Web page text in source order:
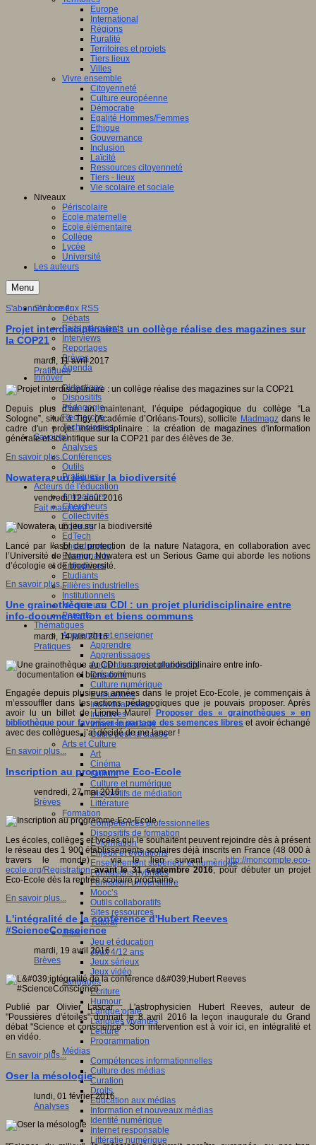
Europe
International
Régions
Ruralité
Territoires et projets
Tiers lieux
Villes
Vivre ensemble
Citoyenneté
Culture européenne
Démocratie
Egalité Hommes/Femmes
Ethique
Gouvernance
Inclusion
Laïcité
Ressources citoyenneté
Tiers - lieux
Vie scolaire et sociale
Niveaux
Périscolaire
Ecole maternelle
Ecole élémentaire
Collège
Lycée
Université
Les auteurs
Menu
S'informer
Débats
Faits marquants
Interviews
Reportages
Brèves
Agenda
Innover
Didactique
Dispositifs
Pédagogie
Recherche
Technologies
Savoir(s)
Analyses
Conférences
Outils
Pratiques
Acteurs de l'éducation
Animateurs
Chercheurs
Collectivités
Editeurs
EdTech
Encadrement
Enseignants
Entreprises
Etudiants
Filières industrielles
Institutionnels
Médiateurs
Parents
Thématiques
Apprendre et enseigner
Apprendre
Apprentissages
Apprentissages collaboratifs
Créativité
Culture numérique
Evaluations
Individualisation
Initiatives
Interdisciplinarité
Outils pour la classe
Arts et Culture
Art
Cinéma
Culture
Culture et numérique
Dispositifs de médiation
Littérature
Formation
Compétences professionnelles
Dispositifs de formation
E- formation
Enjeux et évolutions
Enseignement supérieur et numérique
Formations hybrides
Formation universitaire
Mooc’s
Outils collaboratifs
Sites ressources
Tutorat
Jeux
Jeu et éducation
Jeux 4/12 ans
Jeux sérieux
Jeux vidéo
Langages
Ecriture
Humour
Langue orale
Langues vivantes
Lecture
Programmation
Médias
Compétences informationnelles
Culture des médias
Curation
Droits
Education aux médias
Information et nouveaux médias
Identité numérique
Internet responsable
Littératie numérique
S'abonner à ce flux RSS
Projet interdisciplinaire : un collège réalise des magazines sur
la COP21
mardi, 11 avril 2017
Pratiques
Depuis plus d’un an maintenant, l’équipe pédagogique du collège “La
Sologne”, situé à Tigy (Académie d’Orléans-Tours), sollicite Madmagzdans le
cadre d'un projet interdisciplinaire : la création de magazines d'information
générale et scientifique sur la COP21 par des élèves de 3e.
En savoir plus...
Nowatera, un jeu sur la biodiversité
vendredi, 12 août 2016
Fait marquant
Lancé par l’asbl de protection de la nature Natagora, en collaboration avec
l’Université de Namur, Nowatera est un Serious Game qui aborde les notions
d’écologie et de biodiversité.
En savoir plus...
Une grainothèque au CDI : un projet pluridisciplinaire entre
info-documentation et biens communs
mardi, 14 juin 2016
Pratiques
Engagée depuis plusieurs années dans le projet Eco-Ecole, je commençais à
m’essouffler dans les actions pédagogiques que je pouvais proposer. Après
avoir lu un billet de Lionel Maurel
Proposer des « grainothèques » en
bibliothèque pour favoriser le partage des semences libres et avoir échangé
avec des collègues, j’ai décidé de me lancer !
En savoir plus...
Inscription au programme Eco-Ecole
vendredi, 27 mai 2016
Brèves
Les écoles, collèges et lycées qui le souhaitent peuvent rejoindre dès à présent
le réseau des 1 900 établissements scolaires déjà inscrits en France (48 000 à
travers le monde) via le lien suivant :http://moncompte.eco-
ecole.org/Registration avant le 31 septembre 2016, pour débuter un projet
Eco-Ecole dès la rentrée scolaire prochaine.
En savoir plus...
L'intégralité de la conférence d'Hubert Reeves
#ScienceConscience
mardi, 19 avril 2016
Brèves
Publié par Olivier Lascar : L'astrophysicien Hubert Reeves, auteur de
"Poussières d'étoiles" donnait le 8 avril 2016 la leçon inaugurale du Grand
débat "Science et conscience". Son intervention est à voir ici, en intégralité et
en vidéo.
En savoir plus...
Oser la mésologie
lundi, 01 février 2016
Analyses